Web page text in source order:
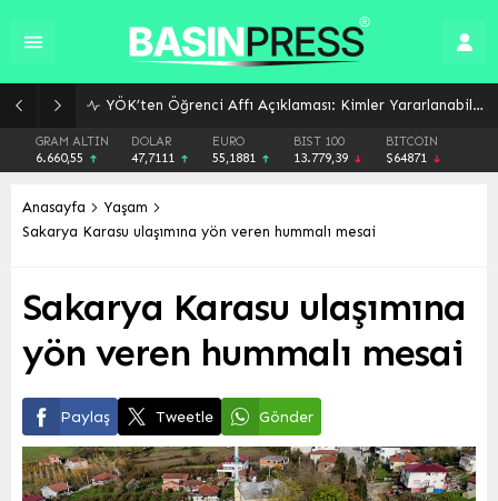
GRAM ALTIN
6.660,55
DOLAR
47,7111
EURO
55,1881
BIST 100
13.779,39
BITCOIN
$64871
Anasayfa
Yaşam
Sakarya Karasu ulaşımına yön veren hummalı mesai
Sakarya Karasu ulaşımına
yön veren hummalı mesai
Paylaş Tweetle Gönder